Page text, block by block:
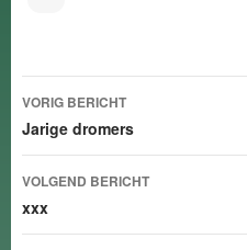
Bericht
navigatie
VORIG BERICHT
Jarige dromers
VOLGEND BERICHT
xxx